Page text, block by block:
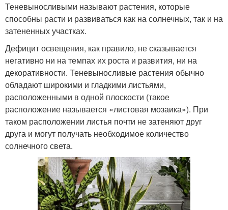
Теневыносливыми называют растения, которые
способны расти и развиваться как на солнечных, так и на
затененных участках.
Дефицит освещения, как правило, не сказывается
негативно ни на темпах их роста и развития, ни на
декоративности. Теневыносливые растения обычно
обладают широкими и гладкими листьями,
расположенными в одной плоскости (такое
расположение называется «листовая мозаика»). При
таком расположении листья почти не затеняют друг
друга и могут получать необходимое количество
солнечного света.